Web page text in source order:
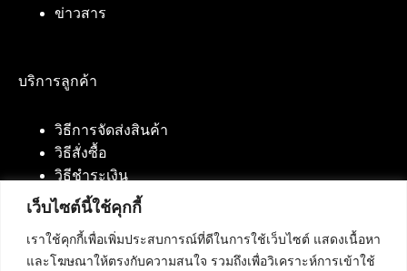
เว็บไซต์นี้ใช้คุกกี้
เราใช้คุกกี้เพื่อเพิ่มประสบการณ์ที่ดีในการใช้เว็บไซต์ แสดงเนื้อหา
และโฆษณาให้ตรงกับความสนใจ รวมถึงเพื่อวิเคราะห์การเข้าใช้
ข่าวสาร
บริการลูกค้า
วิธีการจัดส่งสินค้า
วิธีสั่งซื้อ
วิธีชำระเงิน
ติดต่อเรา